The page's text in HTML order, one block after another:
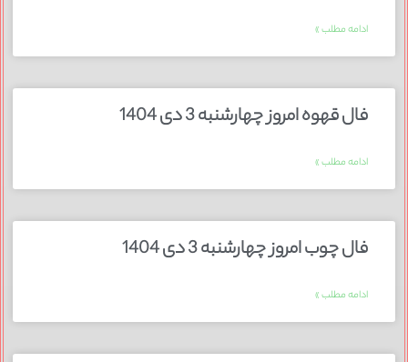
ادامه مطلب »
فال قهوه امروز چهارشنبه 3 دی 1404
ادامه مطلب »
فال چوب امروز چهارشنبه 3 دی 1404
ادامه مطلب »